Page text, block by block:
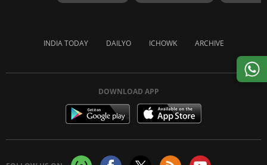
INDIA TODAY DAILYO ICHOWK ARCHIVE
DOWNLOAD APP